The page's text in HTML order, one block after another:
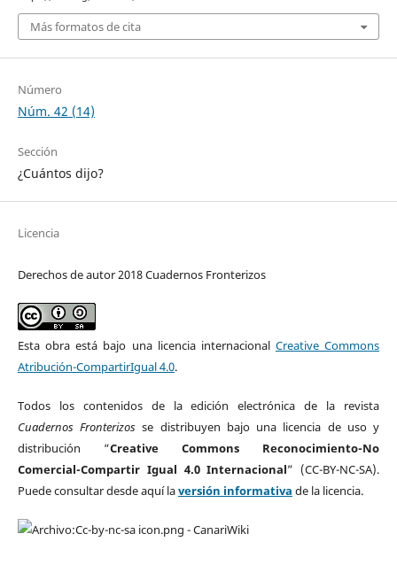
Más formatos de cita
Número
Núm. 42 (14)
Sección
¿Cuántos dijo?
Licencia
Derechos de autor 2018 Cuadernos Fronterizos
Esta obra está bajo una licencia internacional Creative Commons
Atribución-CompartirIgual 4.0.
Todos los contenidos de la edición electrónica de la revista
Cuadernos Fronterizos se distribuyen bajo una licencia de uso y
distribución “Creative Commons Reconocimiento-No
Comercial-Compartir Igual 4.0 Internacional” (CC-BY-NC-SA).
Puede consultar desde aquí laversión informativa de la licencia.